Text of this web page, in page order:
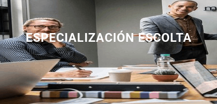
ESPECIALIZACIÓN ESCOLTA